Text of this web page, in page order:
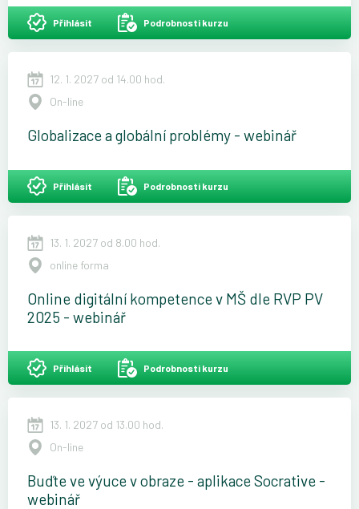
Přihlásit Podrobnosti kurzu
12. 1. 2027 od 14.00 hod.
On-line
Globalizace a globální problémy - webinář
Přihlásit Podrobnosti kurzu
13. 1. 2027 od 8.00 hod.
online forma
Online digitální kompetence v MŠ dle RVP PV
2025 - webinář
Přihlásit Podrobnosti kurzu
13. 1. 2027 od 13.00 hod.
On-line
Buďte ve výuce v obraze - aplikace Socrative -
webinář